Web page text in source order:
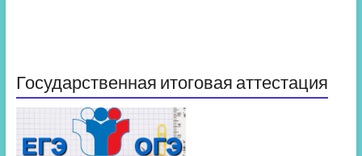
Государственная итоговая аттестация